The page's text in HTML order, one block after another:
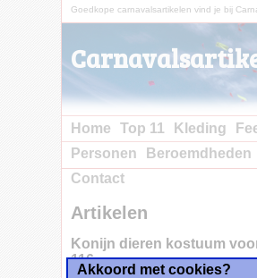
Goedkope carnavalsartikelen vind je bij
Home Top 11 Kleding
Personen
Beroemdheden
Contact
Artikelen
Konijn dieren kostuum
116 -
Akkoord met cookies?